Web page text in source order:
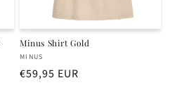
Minus Shirt Gold
Verkoper:
MINUS
Normale
€59,95 EUR